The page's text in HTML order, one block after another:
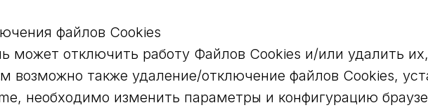
файлов Cookies
может отключить работу Файлов Cookies и/или удалить
возможно также удаление/отключение файлов Cookies,
необходимо изменить параметры и конфигурацию